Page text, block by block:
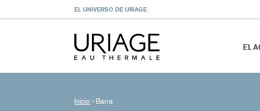
EL UNIVERSO DE URIAGE
EL
Inicio › Barra